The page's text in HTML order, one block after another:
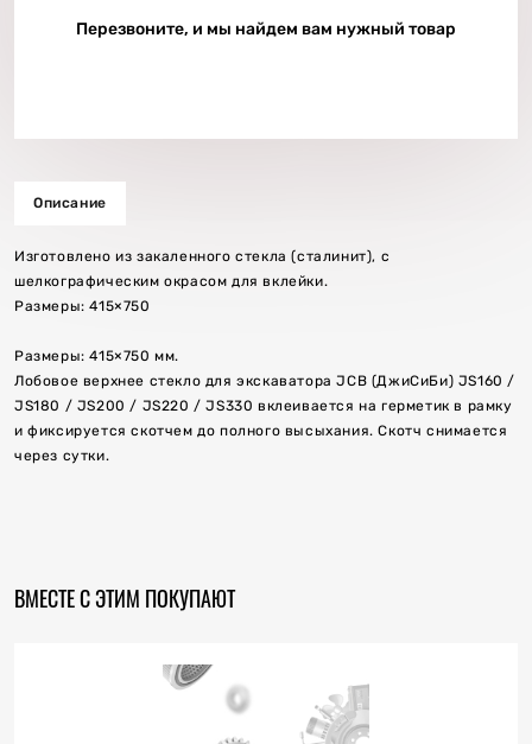
Перезвоните, и мы найдем вам нужный товар
Описание
Изготовлено из закаленного стекла (сталинит), с
шелкографическим окрасом для вклейки.
Размеры: 415×750
Размеры: 415×750 мм.
Лобовое верхнее стекло для экскаватора JCB (ДжиСиБи) JS160 /
JS180 / JS200 / JS220 / JS330 вклеивается на герметик в рамку
и фиксируется скотчем до полного высыхания. Скотч снимается
через сутки.
ВМЕСТЕ С ЭТИМ ПОКУПАЮТ